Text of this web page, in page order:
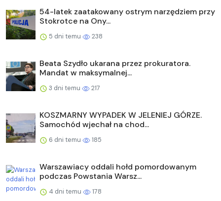
54-latek zaatakowany ostrym narzędziem przy
Stokrotce na Ony...
5 dni temu 238
Beata Szydło ukarana przez prokuratora.
Mandat w maksymalnej...
3 dni temu 217
KOSZMARNY WYPADEK W JELENIEJ GÓRZE.
Samochód wjechał na chod...
6 dni temu 185
Warszawiacy oddali hołd pomordowanym
podczas Powstania Warsz...
4 dni temu 178